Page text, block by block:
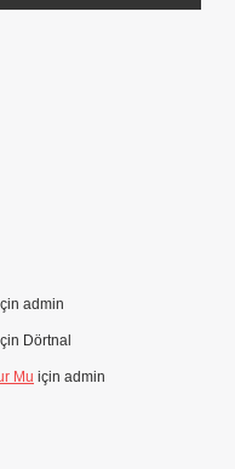
admin
Dörtnal
Mu için admin